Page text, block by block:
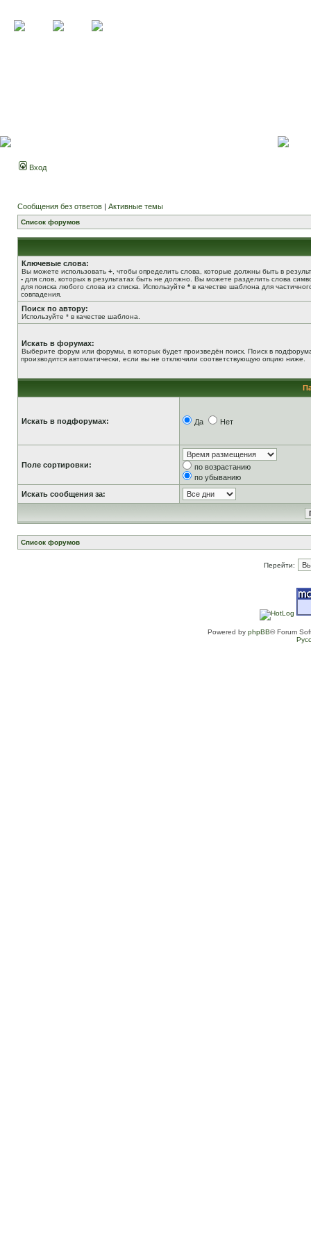
Вход
Сообщения без ответов | Активные темы
Список форумов
Ключевые слова:
Вы можете использовать + , чтобы определить слова, которые должны быть в
- для слов, которых в результатах быть не должно. Вы можете разделить слова
для поиска любого слова из списка. Используйте * в качестве шаблона для
совпадения.
Поиск по автору:
Используйте * в качестве шаблона.
Искать в форумах:
Выберите форум или форумы, в которых будет произведён поиск. Поиск в
производится автоматически, если вы не отключили соответствующую опцию ниже.
Искать в подфорумах: Да Нет
Поле сортировки:
по возрастанию
по убыванию
Искать сообщения за:
Список форумов
Перейти:
Powered by phpBB® Forum